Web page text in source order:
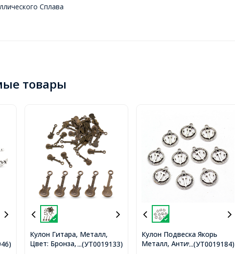
Сплава
товары
...(УТ0019133)
Кулон Гитара, Металл,
Цвет: Бронза, Размер:
...(УТ0019184)
Кулон Подвеска Якорь
Металл, Античное